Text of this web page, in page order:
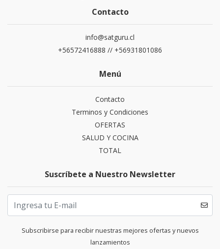
Contacto
info@satguru.cl
+56572416888 // +56931801086
Menú
Contacto
Terminos y Condiciones
OFERTAS
SALUD Y COCINA
TOTAL
Suscríbete a Nuestro Newsletter
Subscribirse para recibir nuestras mejores ofertas y nuevos
lanzamientos